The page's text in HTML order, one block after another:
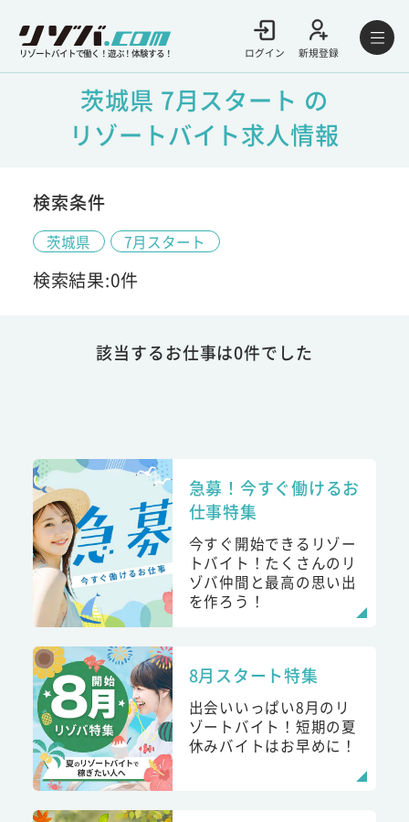
リゾートバイトで働く！遊ぶ！体験する！ ログイン 新規登録
茨城県 7月スタート の
リゾートバイト求人情報
検索条件
茨城県 7月スタート
検索結果:0件
該当するお仕事は0件でした
急募！今すぐ働けるお
仕事特集
今すぐ開始できるリゾー
トバイト！たくさんのリ
ゾバ仲間と最高の思い出
を作ろう！
8月スタート特集
出会いいっぱい8月のリ
ゾートバイト！短期の夏
休みバイトはお早めに！